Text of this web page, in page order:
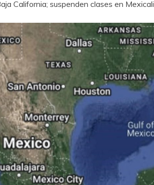
California; suspenden clases en Mexicali